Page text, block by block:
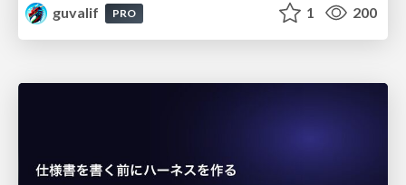
guvalif
PRO 1 200